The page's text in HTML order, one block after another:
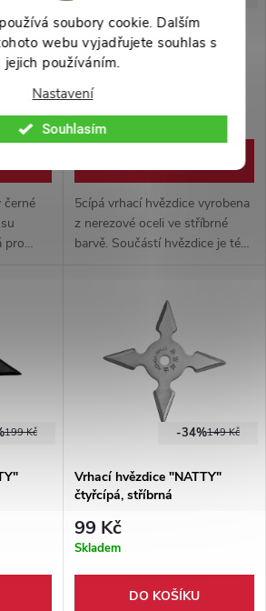
soubory cookie. Dalším
webu vyjadřujete souhlas s
jejich používáním.
Nastavení
Souhlasím
černé
pro
Vrhací hvězdice "NATTY"
pěticípá stříbrná
109 Kč
Skladem
5cípá vrhací hvězdice vyrobena
z nerezové oceli ve stříbrné
barvě. Součástí hvězdice je též
199 Kč 149 Kč
-34%
Vrhací hvězdice "NATTY"
čtyřcípá, stříbrná
99 Kč
Skladem
DO KOŠÍKU